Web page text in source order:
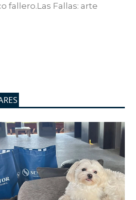
fallero.Las Fallas: arte